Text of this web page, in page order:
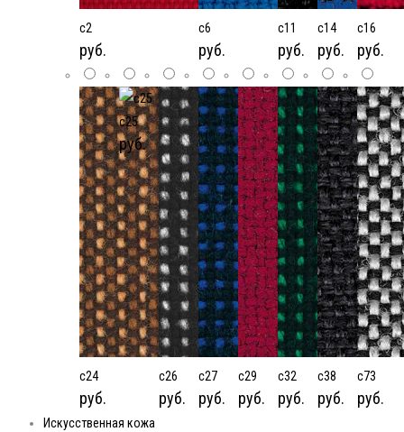
c2
руб.
c6
руб.
c11
руб.
c14
руб.
c16
руб.
c24
руб.
c25
руб.
c26
руб.
c27
руб.
c29
руб.
c32
руб.
c38
руб.
c73
руб.
Искусственная кожа